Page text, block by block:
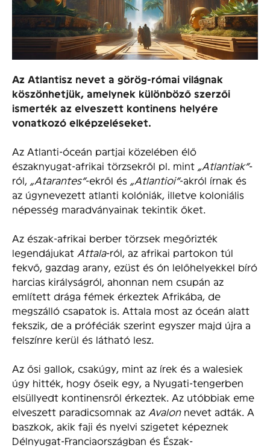
Az Atlantisz nevet a görög-római világnak
köszönhetjük, amelynek különböző szerzői
ismerték az elveszett kontinens helyére
vonatkozó elképzeléseket.
Az Atlanti-óceán partjai közelében élő
északnyugat-afrikai törzsekről pl. mint
„Atlantiak”-
ról,
„Atarantes”-ekről és „Atlantioi”-akról írnak és
az úgynevezett atlanti kolóniák, illetve koloniális
népesség maradványainak tekintik őket.
Az észak-afrikai berber törzsek megőrizték
legendájukat Attala-ról, az afrikai partokon túl
fekvő, gazdag arany, ezüst és ón lelőhelyekkel bíró
harcias királyságról, ahonnan nem csupán az
említett drága fémek érkeztek Afrikába, de
megszálló csapatok is. Attala most az óceán alatt
fekszik, de a próféciák szerint egyszer majd újra a
felszínre kerül és látható lesz.
Az ősi gallok, csakúgy, mint az írek és a walesiek
úgy hitték, hogy őseik egy, a Nyugati-tengerben
elsüllyedt kontinensről érkeztek. Az utóbbiak eme
elveszett paradicsomnak az Avalonnevet adták. A
baszkok, akik faji és nyelvi szigetet képeznek
Délnyugat-Franciaországban és Észak-